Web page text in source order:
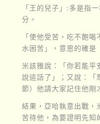
「王的兒子」:多是指
分。
「使他受苦，吃不飽
水困苦」，意思的確是
米該雅說：「你若能平
說這話了」；又說：「
節）他請大家記住他剛
結果，亞哈執意出戰，
苦待他，為要證明先知